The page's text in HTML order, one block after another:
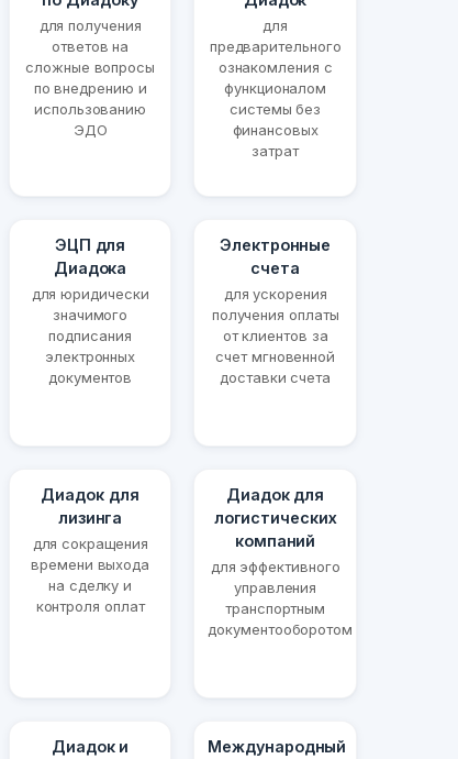
для получения
ответов на
сложные вопросы
по внедрению и
использованию
ЭДО
для
предварительного
ознакомления с
функционалом
системы без
финансовых
затрат
ЭЦП для
Диадока
для юридически
значимого
подписания
электронных
документов
Электронные
счета
для ускорения
получения оплаты
от клиентов за
счет мгновенной
доставки счета
Диадок для
лизинга
для сокращения
времени выхода
на сделку и
контроля оплат
Диадок для
логистических
компаний
для эффективного
управления
транспортным
документооборотом
Диадок и
Международный